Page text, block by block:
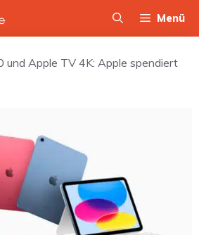
Menü
und Apple TV 4K: Apple spendiert